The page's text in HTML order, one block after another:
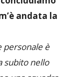
andata la
è
subito nello
una squadra